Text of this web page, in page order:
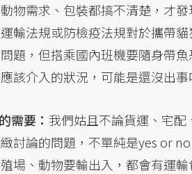
物需求、包裝都搞不清楚，才
輸法規或防檢疫法規對於攜帶
題，但搭乘國內班機要隨身帶
該介入的狀況，可能是還沒出事
需要： 我們姑且不論貨運、宅
討論的問題，不單純是yes or
場、動物要輸出入，都會有運